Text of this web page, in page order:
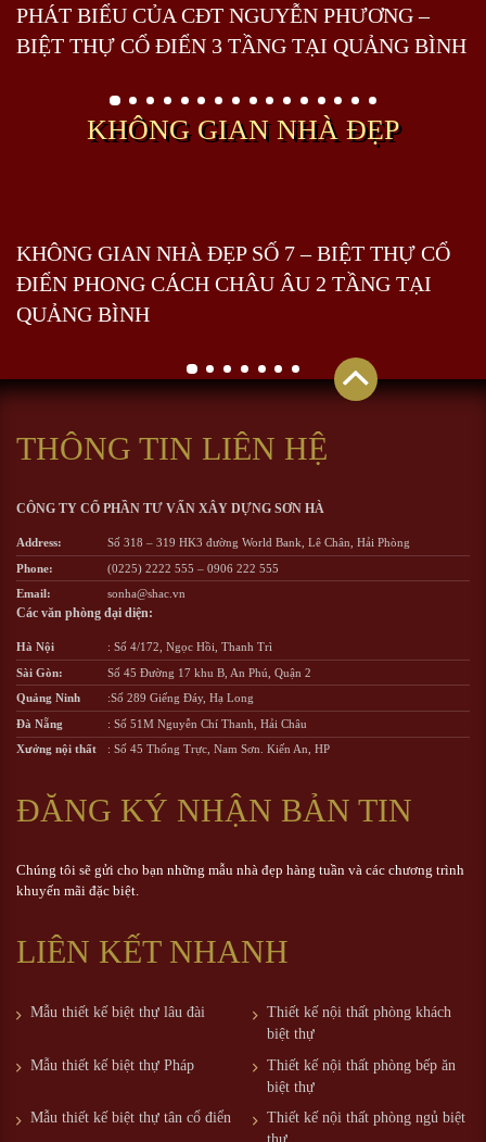
PHÁT BIỂU CỦA CĐT NGUYỄN PHƯƠNG –
BIỆT THỰ CỔ ĐIỂN 3 TẦNG TẠI QUẢNG BÌNH
KHÔNG GIAN NHÀ ĐẸP
KHÔNG GIAN NHÀ ĐẸP SỐ 7 – BIỆT THỰ CỔ
ĐIỂN PHONG CÁCH CHÂU ÂU 2 TẦNG TẠI
QUẢNG BÌNH
THÔNG TIN LIÊN HỆ
CÔNG TY CỔ PHẦN TƯ VẤN XÂY DỰNG SƠN HÀ
Address:
Số 318 – 319 HK3 đường World Bank, Lê Chân, Hải Phòng
Phone:
(0225) 2222 555 – 0906 222 555
Email:
sonha@shac.vn
Các văn phòng đại diện:
Hà Nội
: Số 4/172, Ngọc Hồi, Thanh Trì
Sài Gòn:
Số 45 Đường 17 khu B, An Phú, Quận 2
Quảng Ninh
:Số 289 Giếng Đáy, Hạ Long
Đà Nẵng
: Số 51M Nguyễn Chí Thanh, Hải Châu
Xưởng nội thất
: Số 45 Thống Trực, Nam Sơn. Kiến An, HP
ĐĂNG KÝ NHẬN BẢN TIN
Chúng tôi sẽ gửi cho bạn những mẫu nhà đẹp hàng tuần và các chương trình
khuyến mãi đặc biệt.
LIÊN KẾT NHANH
Mẫu thiết kế biệt thự lâu đài
Thiết kế nội thất phòng khách
biệt thự
Mẫu thiết kế biệt thự Pháp
Thiết kế nội thất phòng bếp ăn
biệt thự
Mẫu thiết kế biệt thự tân cổ điển
Thiết kế nội thất phòng ngủ biệt